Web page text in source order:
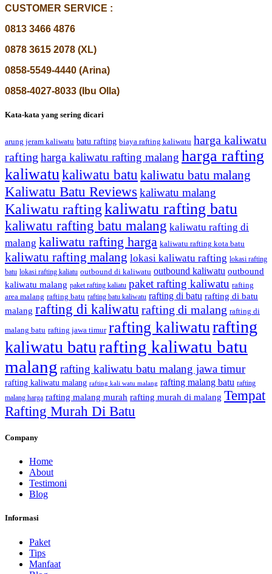
CUSTOMER SERVICE :
0813 3466 4876
0878 3615 2078 (XL)
0858-5549-4440 (Arina)
0858-4027-8033 (Ibu Olla)
Kata-kata yang sering dicari
arung jeram kaliwatu batu rafting biaya rafting kaliwatu harga kaliwatu
rafting harga kaliwatu rafting malang harga rafting
kaliwatukaliwatu batu kaliwatu batu malang
Kaliwatu Batu Reviews kaliwatu malang
Kaliwatu raftingkaliwatu rafting batu
kaliwatu rafting batu malang kaliwatu rafting di
malang kaliwatu rafting harga kaliwatu rafting kota batu
kaliwatu rafting malang lokasi kaliwatu rafting lokasi rafting
batu lokasi rafting kaliatu outbound di kaliwatu outbound kaliwatu outbound
kaliwatu malang paket rafting kaliatu paket rafting kaliwatu rafting
area malang rafting batu rafting batu kaliwatu rafting di batu rafting di batu
malang rafting di kaliwatu rafting di malang rafting di
malang batu rafting jawa timur rafting kaliwaturafting
kaliwatu baturafting kaliwatu batu
malang rafting kaliwatu batu malang jawa timur
rafting kaliwatu malang rafting kali watu malang rafting malang batu rafting
malang harga rafting malang murah rafting murah di malang Tempat
Rafting Murah Di Batu
Company
Home
About
Testimoni
Blog
Informasi
Paket
Tips
Manfaat